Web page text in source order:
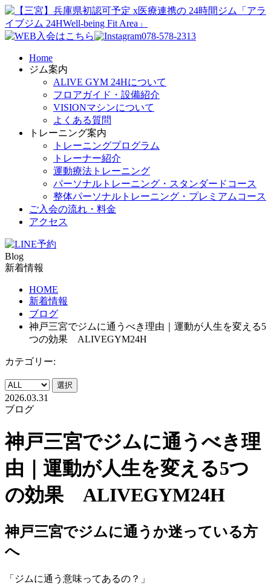
078-578-2313
Home
ジム案内
ALIVE GYM 24Hについて
フロアガイド・設備紹介
VISIONマシンについて
よくある質問
トレーニング案内
トレーニングプログラム
トレーナー紹介
運動療法トレーニング
パーソナルトレーニング・スタンダードコース
整体パーソナルトレーニング・プレミアムコース
ご入会の流れ・料金
アクセス
Blog
新着情報
HOME
新着情報
ブログ
神戸三宮でジムに通うべき理由｜運動が人生を変える5
つの効果 ALIVEGYM24H
カテゴリー:
選択
2026.03.31
ブログ
神戸三宮でジムに通うべき理
由｜運動が人生を変える5つ
の効果 ALIVEGYM24H
神戸三宮でジムに通うか迷っている方
へ
「ジムに通う意味ってあるの？」